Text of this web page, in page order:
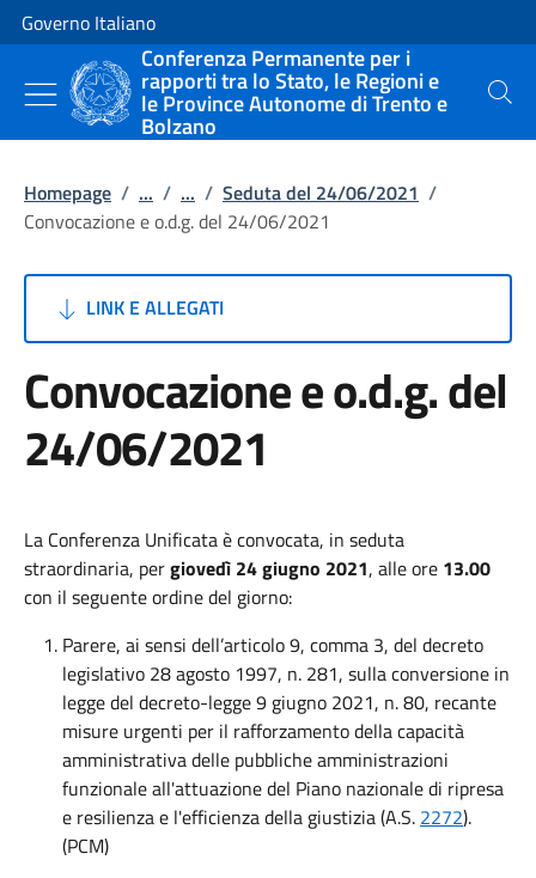
Vai al contenuto
Vai alla navigazione del sito
Governo Italiano
Conferenza Permanente per i
rapporti tra lo Stato, le Regioni e
le Province Autonome di Trento e
Bolzano
Cerca
Homepage / ... / ... / Seduta del 24/06/2021 /
Convocazione e o.d.g. del 24/06/2021
LINK E ALLEGATI
Convocazione e o.d.g. del
24/06/2021
La Conferenza Unificata è convocata, in seduta
straordinaria, pergiovedì 24 giugno 2021, alle ore 13.00
con il seguente ordine del giorno:
Parere, ai sensi dell’articolo 9, comma 3, del decreto
legislativo 28 agosto 1997, n. 281, sulla conversione in
legge del decreto-legge 9 giugno 2021, n. 80, recante
misure urgenti per il rafforzamento della capacità
amministrativa delle pubbliche amministrazioni
funzionale all'attuazione del Piano nazionale di ripresa
e resilienza e l'efficienza della giustizia (A.S. 2272).
(PCM)